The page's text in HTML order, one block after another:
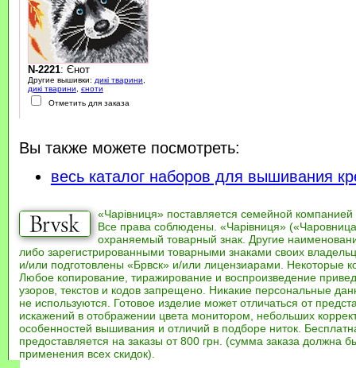
N-2221: Єнот
Другие вышивки: дикі тварини
дикі тварини
єноти
Отметить для заказа
Вы также можете посмотреть:
весь каталог наборов для вышивания
«Чарівниця» поставляется семейной компанией
Все права соблюдены. «Чарівниця»
охраняемый товарный знак. Другие
либо зарегистрированными товарными знаками своих
и/или подготовлены «Брвск» и/или лицензиарами. Некоторые
Любое копирование, тиражирование и воспроизведение
узоров, текстов и кодов запрещено. Никакие персональные
не используются. Готовое изделие может отличаться от
искажений в отображении цвета монитором, небольших
особенностей вышивания и отличий в подборе ниток.
предоставляется на заказы от 800 грн. (сумма заказа должна
применения всех скидок).